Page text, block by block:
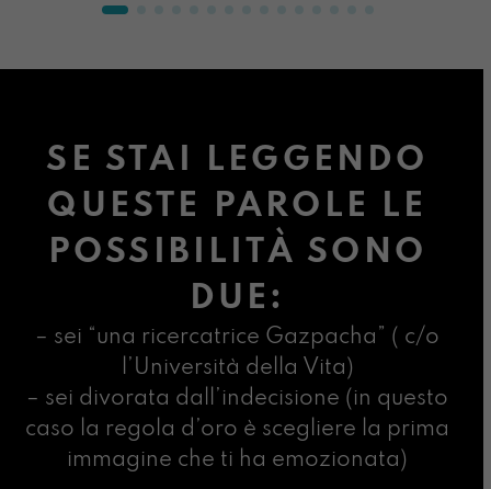
SE STAI LEGGENDO
QUESTE PAROLE LE
POSSIBILITÀ SONO
DUE:
– sei “una ricercatrice Gazpacha” ( c/o
l’Università della Vita)
– sei divorata dall’indecisione (in questo
caso la regola d’oro è scegliere la prima
immagine che ti ha emozionata)